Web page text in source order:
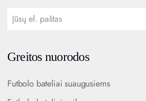
Greitos nuorodos
Futbolo bateliai suaugusiems